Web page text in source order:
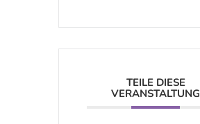
TEILE DIESE
VERANSTALTUNG